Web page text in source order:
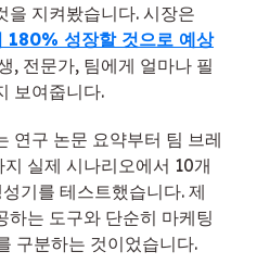
을 지켜봤습니다. 시장은
성장할 것으로 예상
, 전문가, 팀에게 얼마나 필
보여줍니다.
연구 논문 요약부터 팀 브레
실제 시나리오에서 10개
기를 테스트했습니다. 제
하는 도구와 단순히 마케팅
구분하는 것이었습니다.